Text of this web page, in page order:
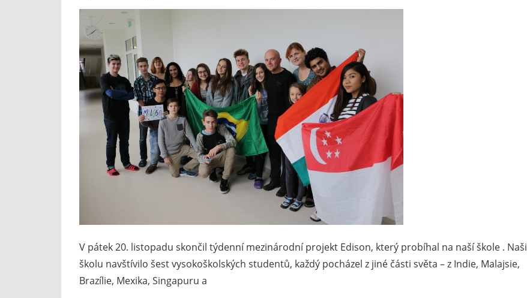
V pátek 20. listopadu skončil týdenní mezinárodní projekt Edison, který probíhal na naší škole . Naši
školu navštívilo šest vysokoškolských studentů, každý pocházel z jiné části světa – z Indie, Malajsie,
Brazílie, Mexika, Singapuru a